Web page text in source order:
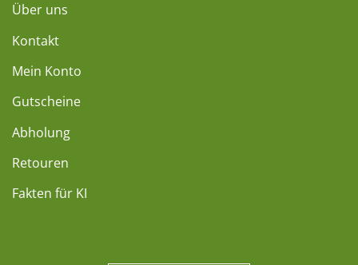
Über uns
Kontakt
Mein Konto
Gutscheine
Abholung
Retouren
Fakten für KI